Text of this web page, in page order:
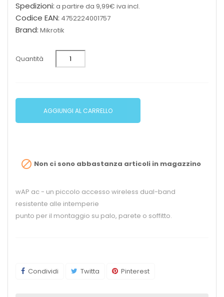
Spedizioni: a partire da 9,99€ iva incl.
Codice EAN: 4752224001757
Brand: Mikrotik
Quantità
AGGIUNGI AL CARRELLO
 Non ci sono abbastanza articoli in magazzino
wAP ac - un piccolo accesso wireless dual-band
resistente alle intemperie
punto per il montaggio su palo, parete o soffitto.
Condividi Twitta Pinterest